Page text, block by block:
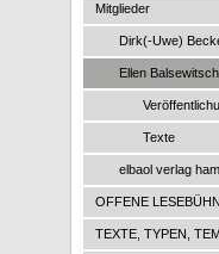
Mitglieder
Dirk(-Uwe)
Ellen
Texte
elbaol verlag
OFFENE
TEXTE, TYPEN,